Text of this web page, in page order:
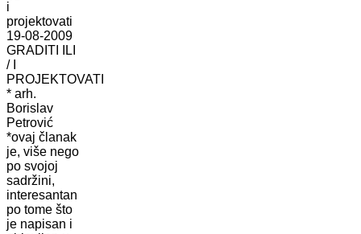
19-08-2009
GRADITI ILI
/ I
PROJEKTOVATI
* arh.
Borislav
Petrović
*ovaj članak
je, više nego
po svojoj
sadržini,
interesantan
po tome što
je napisan i